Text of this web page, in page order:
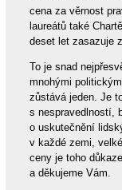
cena za věrnost
laureátů také
deset let zasazuje
To je snad
mnohými
zůstává jeden. Je
s nespravedlností,
o uskutečnění
v každé zemi,
ceny je toho
a děkujeme Vám.